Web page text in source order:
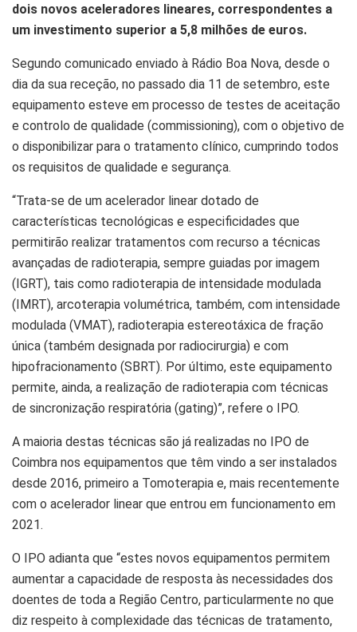
dois novos aceleradores lineares, correspondentes a
um investimento superior a 5,8 milhões de euros.
Segundo comunicado enviado à Rádio Boa Nova, desde o
dia da sua receção, no passado dia 11 de setembro, este
equipamento esteve em processo de testes de aceitação
e controlo de qualidade (commissioning), com o objetivo de
o disponibilizar para o tratamento clínico, cumprindo todos
os requisitos de qualidade e segurança.
“Trata-se de um acelerador linear dotado de
características tecnológicas e especificidades que
permitirão realizar tratamentos com recurso a técnicas
avançadas de radioterapia, sempre guiadas por imagem
(IGRT), tais como radioterapia de intensidade modulada
(IMRT), arcoterapia volumétrica, também, com intensidade
modulada (VMAT), radioterapia estereotáxica de fração
única (também designada por radiocirurgia) e com
hipofracionamento (SBRT). Por último, este equipamento
permite, ainda, a realização de radioterapia com técnicas
de sincronização respiratória (gating)”, refere o IPO.
A maioria destas técnicas são já realizadas no IPO de
Coimbra nos equipamentos que têm vindo a ser instalados
desde 2016, primeiro a Tomoterapia e, mais recentemente
com o acelerador linear que entrou em funcionamento em
2021.
O IPO adianta que “estes novos equipamentos permitem
aumentar a capacidade de resposta às necessidades dos
doentes de toda a Região Centro, particularmente no que
diz respeito à complexidade das técnicas de tratamento,